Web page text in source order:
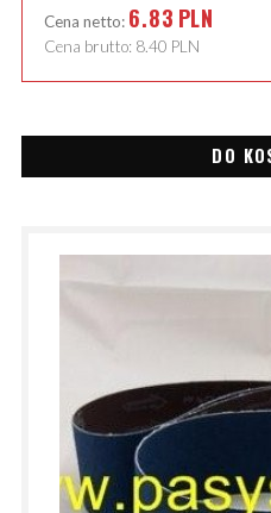
Cena netto: 6.83 PLN
Cena brutto: 8.40 PLN
DO